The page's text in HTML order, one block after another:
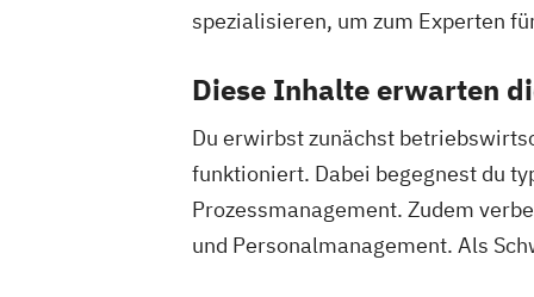
spezialisieren, um zum Experten
Diese Inhalte erwarten
Du erwirbst zunächst
funktioniert. Dabei begegnest du
Prozessmanagement. Zudem
und Personalmanagement. Als